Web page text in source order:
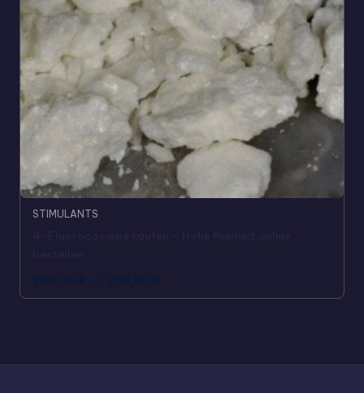
STIMULANTS
200,00 € – 1.200,00 €